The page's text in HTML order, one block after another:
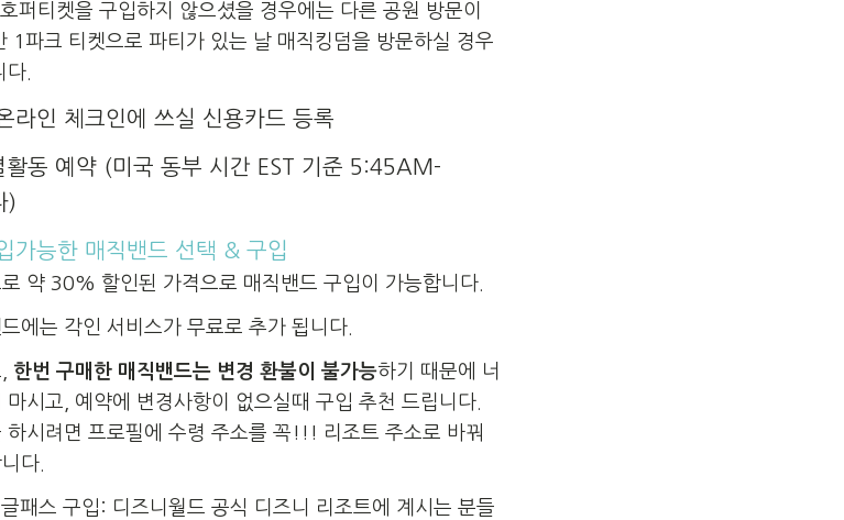
퍼티켓을 구입하지 않으셨을 경우에는 다른 공원 방문이
1파크 티켓으로 파티가 있는 날 매직킹덤을 방문하실 경우
.
라인 체크인에 쓰실 신용카드 등록
동 예약 (미국 동부 시간 EST 기준 5:45AM-
)
가능한 매직밴드 선택 & 구입
약 30% 할인된 가격으로 매직밴드 구입이 가능합니다.
에는 각인 서비스가 무료로 추가 됩니다.
한번 구매한 매직밴드는 변경 환불이 불가능하기 때문에 너
시고, 예약에 변경사항이 없으실때 구입 추천 드립니다.
하시려면 프로필에 수령 주소를 꼭!!! 리조트 주소로 바꿔
다.
패스 구입: 디즈니월드 공식 디즈니 리조트에 계시는 분들